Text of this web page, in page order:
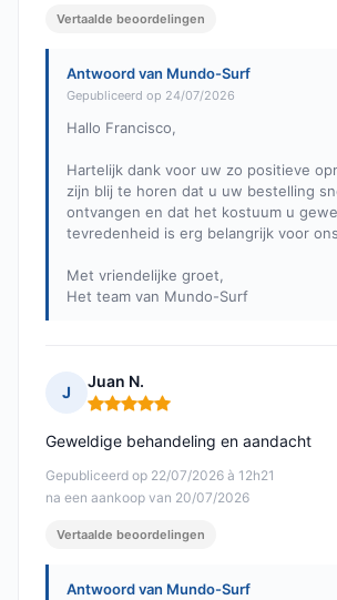
Vertaalde beoordelingen
Antwoord van Mundo-Surf
Gepubliceerd op 24/07/2026
Hallo Francisco,
Hartelijk dank voor uw zo positieve
zijn blij te horen dat u uw bestelling
ontvangen en dat het kostuum u
tevredenheid is erg belangrijk voor
Met vriendelijke groet,
Het team van Mundo-Surf
J
Juan N.
Opmerking: 5 van 5
Gepubliceerd op 22/07/2026 à 12h21
na een aankoop van 20/07/2026
Geweldige behandeling en aandacht
Vertaalde beoordelingen
Antwoord van Mundo-Surf